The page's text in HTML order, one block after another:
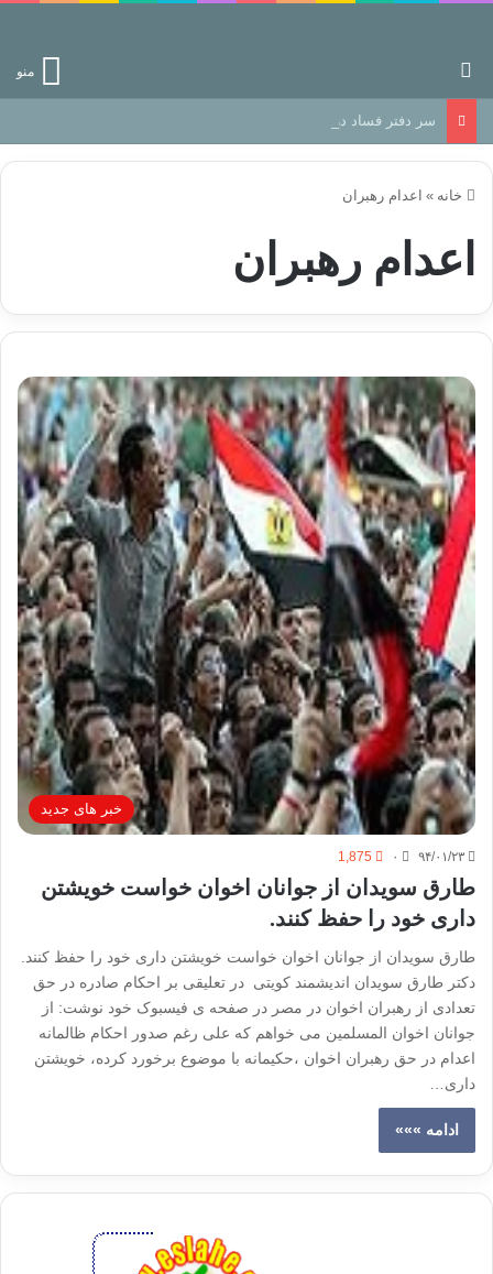
منو
سر دفتر فساد در زمین‌، دوری وکناره‌گیری از راه خداست‌!
خانه » اعدام رهبران
اعدام رهبران
خبر های جدید
۹۴/۰۱/۲۳ ۰ 1,875
طارق سویدان از جوانان اخوان خواست خویشتن
داری خود را حفظ کنند.
طارق سویدان از جوانان اخوان خواست خویشتن داری خود را حفظ کنند.
دکتر طارق سویدان اندیشمند کویتی در تعلیقی بر احکام صادره در حق
تعدادی از رهبران اخوان در مصر در صفحه ی فیسبوک خود نوشت: از
جوانان اخوان المسلمین می خواهم که علی رغم صدور احکام ظالمانه
اعدام در حق رهبران اخوان ،حکیمانه با موضوع برخورد کرده، خویشتن
داری…
ادامه »»»